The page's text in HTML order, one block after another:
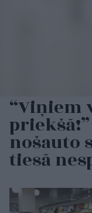
“Viņiem
nošauto
tiesā